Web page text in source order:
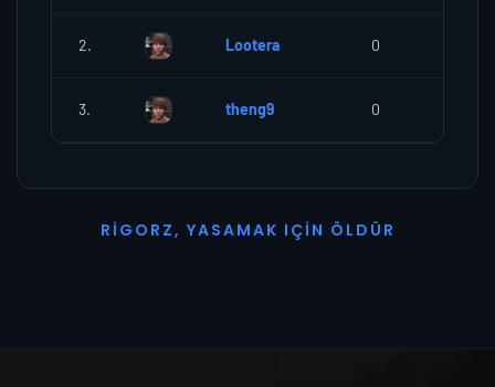
2. Lootera 0
3. theng9 0
R I G O R Z, YASAMAK I ÇI N Ö L D Ü R